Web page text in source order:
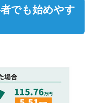
でも始めやす